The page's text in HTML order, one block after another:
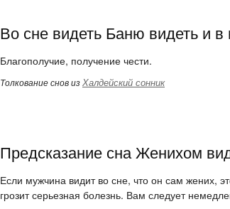
Во сне видеть Баню видеть и
Благополучие, получение чести.
Толкование снов изХалдейский сонник
Предсказание сна Женихом
Если мужчина видит во сне, что он сам жених,
грозит серьезная болезнь. Вам следует